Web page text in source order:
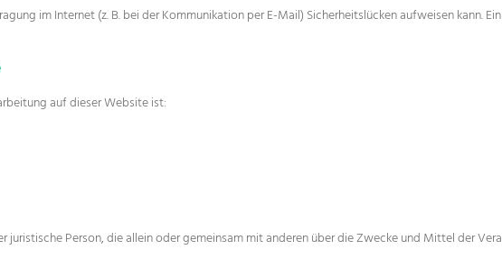
im Internet (z. B. bei der Kommunikation per E-Mail) Sicherheitslücken aufweisen kann.
auf dieser Website ist:
Person, die allein oder gemeinsam mit anderen über die Zwecke und Mittel der